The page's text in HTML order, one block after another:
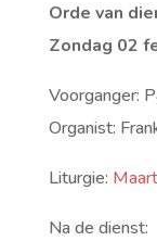
Orde van
Zondag 02
Voorganger:
Organist:
Liturgie:
Na de dienst: